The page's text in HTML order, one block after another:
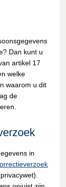
Dan kunt u
artikel 17
welke
waarom u dit
de
in